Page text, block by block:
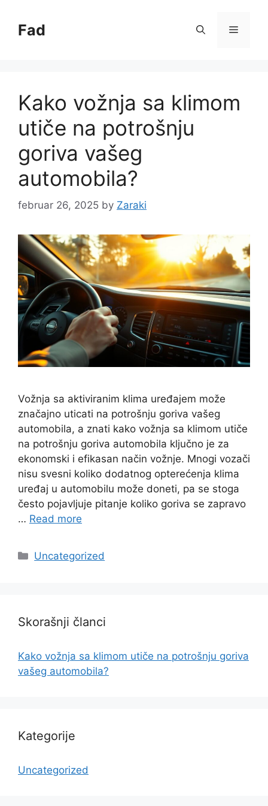
content
Fad Menu
Kako vožnja sa klimom
utiče na potrošnju
goriva vašeg
automobila?
februar 26, 2025 by Zaraki
Vožnja sa aktiviranim klima uređajem može
značajno uticati na potrošnju goriva vašeg
automobila, a znati kako vožnja sa klimom utiče
na potrošnju goriva automobila ključno je za
ekonomski i efikasan način vožnje. Mnogi vozači
nisu svesni koliko dodatnog opterećenja klima
uređaj u automobilu može doneti, pa se stoga
često pojavljuje pitanje koliko goriva se zapravo
… Read more
Categories
Uncategorized
Skorašnji članci
Kako vožnja sa klimom utiče na potrošnju goriva
vašeg automobila?
Kategorije
Uncategorized